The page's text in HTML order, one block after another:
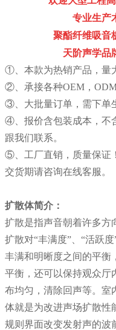
专业生产
聚酯纤维吸音
天阶声学品
①、本款为热销产品，量
②、承接各种OEM，ODM
③、大批量订单，需下单
④、报价含包装成本，不
跟我们联系。
⑤、工厂直销，质量保证
交货期请咨询在线客服。
扩散体简介：
扩散是指声音朝着许多方
扩散对“丰满度”、“活跃
丰满和明晰度之间的平衡
平衡，还可以保持观众厅
布均匀，清除回声等。室
体就是为改进声场扩散性
规则界面改变发射声的波